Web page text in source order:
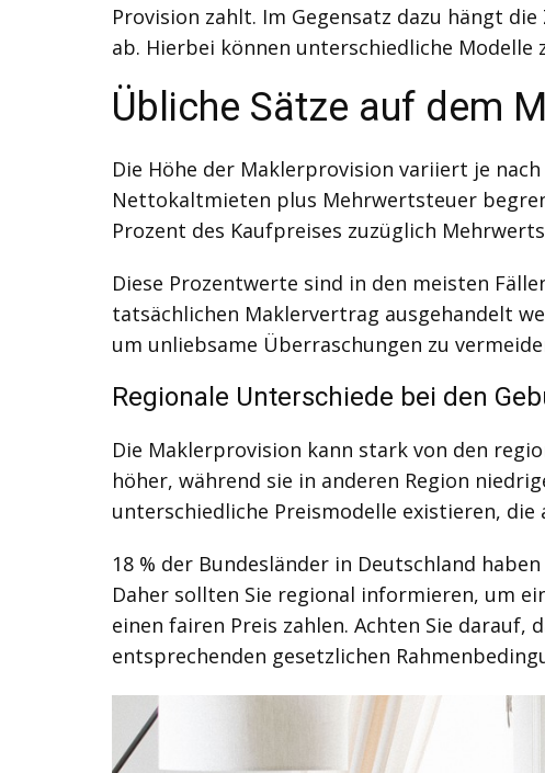
Provision zahlt. Im Gegensatz dazu hängt
ab. Hierbei können unterschiedliche
Übliche Sätze auf dem
Die Höhe der Maklerprovision variiert je
Nettokaltmieten plus Mehrwertsteuer
Prozent des Kaufpreises zuzüglich
Diese Prozentwerte sind in den meisten
tatsächlichen Maklervertrag ausgehandelt
um unliebsame Überraschungen zu
Regionale Unterschiede bei den
Die Maklerprovision kann stark von den
höher, während sie in anderen Region
unterschiedliche Preismodelle existieren,
18 % der Bundesländer in Deutschland
Daher sollten Sie regional informieren, um
einen fairen Preis zahlen. Achten Sie
entsprechenden gesetzlichen